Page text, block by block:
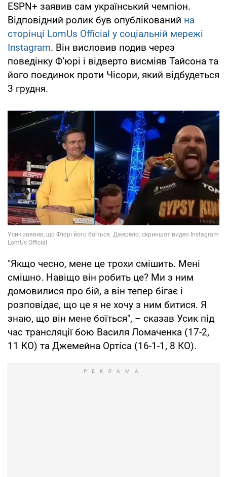
ESPN+ заявив сам український чемпіон.
Відповідний ролик був опублікований на
сторінці LomUs Official у соціальній мережі
Instagram. Він висловив подив через
поведінку Ф'юрі і відверто висміяв Тайсона та
його поєдинок проти Чісори, який відбудеться
3 грудня.
"Якщо чесно, мене це трохи смішить. Мені
смішно. Навіщо він робить це? Ми з ним
домовилися про бій, а він тепер бігає і
розповідає, що це я не хочу з ним битися. Я
знаю, що він мене боїться", – сказав Усик під
час трансляції бою Василя Ломаченка (17-2,
11 КО) та Джемейна Ортіса (16-1-1, 8 КО).